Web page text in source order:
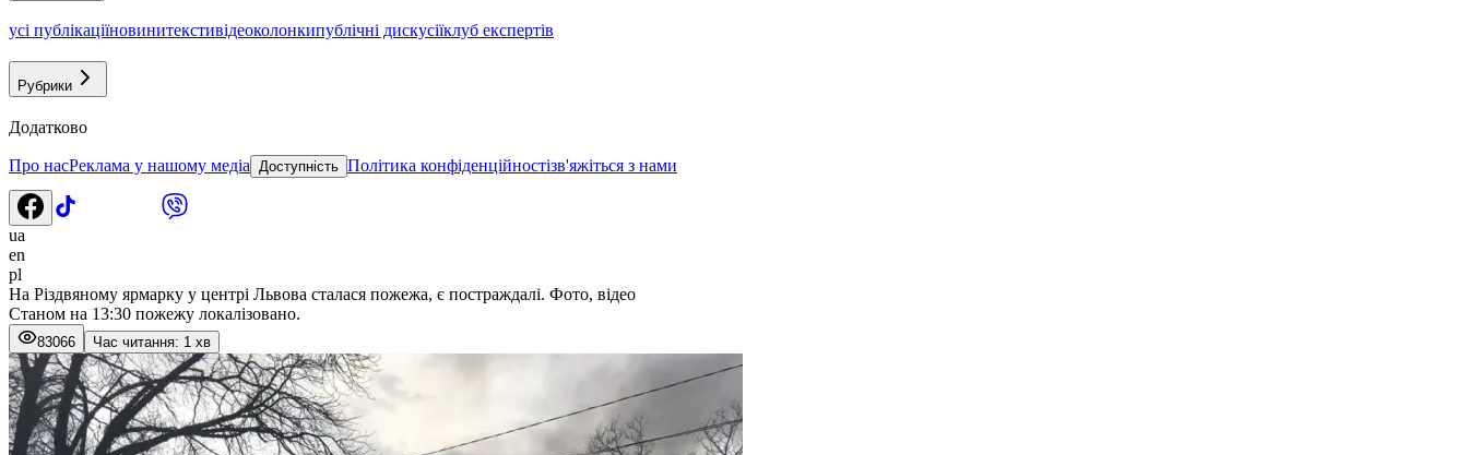
усі публікаціїновинитекстивідеоколонкипублічні дискусіїклуб експертів
Рубрики
Додатково
Про насРеклама у нашому медіа Доступність Політика конфіденційностізв'яжіться з нами
ua
en
pl
На Різдвяному ярмарку у центрі Львова сталася пожежа, є постраждалі. Фото, відео
Станом на 13:30 пожежу локалізовано.
83066 Час читання: 1 хв